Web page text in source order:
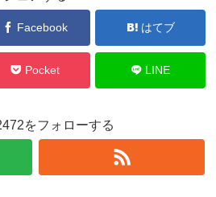
Facebook はてブ
Pocket LINE
をフォローする